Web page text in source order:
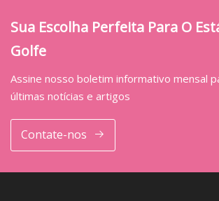
Sua Escolha Perfeita Para O
Golfe
Assine nosso boletim informativo mensal
últimas notícias e artigos
Contate-nos